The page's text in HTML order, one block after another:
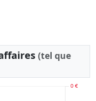
(tel que